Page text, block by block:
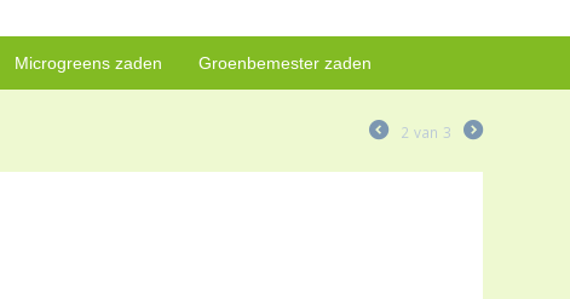
Microgreens zaden Groenbemester zaden
2 van 3